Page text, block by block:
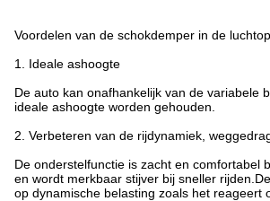
Voordelen van de schokdemper in de
1. Ideale ashoogte
De auto kan onafhankelijk van de variabele
ideale ashoogte worden gehouden.
2. Verbeteren van de rijdynamiek,
De onderstelfunctie is zacht en comfortabel
en wordt merkbaar stijver bij sneller
op dynamische belasting zoals het reageert